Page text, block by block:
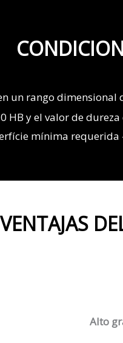
un rango dimensional
HB y el valor de
mínima requerida
VENTAJAS
Alto